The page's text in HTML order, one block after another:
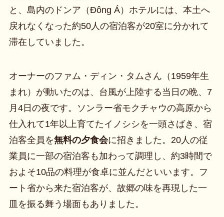
と、島内のドンア（Đông Á）ホテルには、本土へ
戻れなくなった約50人の宿泊客が20室に分かれて
滞在していました。
オーナーのファム・ディン・タムさん（1959年生
まれ）が動いたのは、台風が上陸する当日の晩、7
月4日の夜です。ソンラー省モクチャウの高原から
仕入れて1年以上育てたイノシシを一頭さばき、宿
泊客全員を無料の夕食会に招きました。20人の従
業員に一部の宿泊客も加わって調理し、約3時間で
およそ10品の料理が食卓に並んだといいます。フ
ート省から来た宿泊客が、故郷の味を再現した一
皿を振る舞う場面もありました。